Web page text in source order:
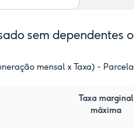
sem dependentes
mensal x Taxa) -
Taxa marginal
máxima